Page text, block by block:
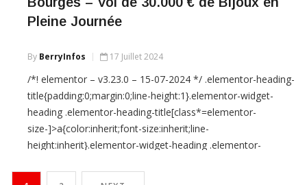
Pleine Journée
By BerryInfos 17 Juillet 2024
/*! elementor – v3.23.0 – 15-07-2024 */ .elementor-heading-
title{padding:0;margin:0;line-height:1}.elementor-widget-
heading .elementor-heading-title[class*=elementor-
size-]>a{color:inherit;font-size:inherit;line-
height:inherit}.elementor-widget-heading .elementor-